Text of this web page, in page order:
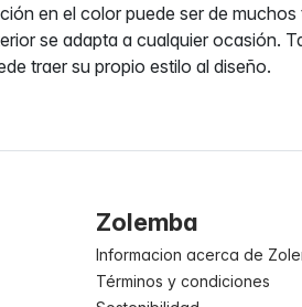
en el color puede ser de
se adapta a cualquier ocasión.
traer su propio estilo al diseño.
Zolemba
Informacion acerca de
Términos y condiciones